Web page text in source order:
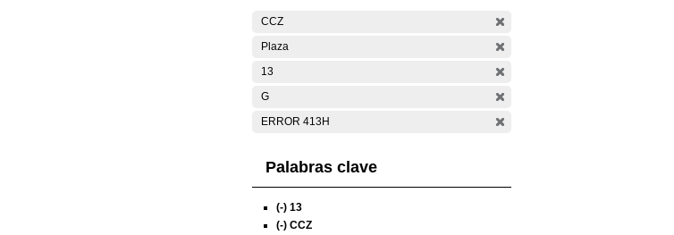
CCZ
Plaza
13
G
ERROR 413H
Palabras clave
(-) 13
(-) CCZ